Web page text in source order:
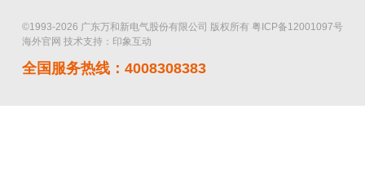
©1993-2026 广东万和新电气股份有限公司 版权所有 粤ICP备12001097号
海外官网 技术支持：印象互动
全国服务热线：4008308383